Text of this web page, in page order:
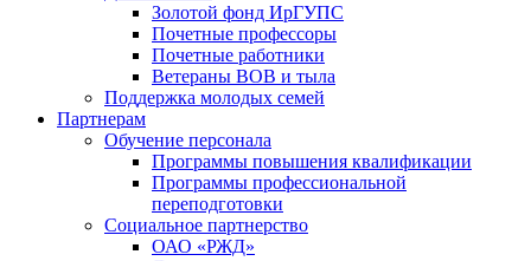
Золотой фонд ИрГУПС
Почетные профессоры
Почетные работники
Ветераны ВОВ и тыла
Поддержка молодых семей
Партнерам
Обучение персонала
Программы повышения квалификации
Программы профессиональной
переподготовки
Социальное партнерство
ОАО «РЖД»